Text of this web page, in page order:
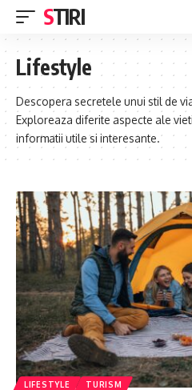
STIRI
Lifestyle
Descopera secretele unui stil de
Exploreaza diferite aspecte ale
informatii utile si interesante.
LIFESTYLE TURISM